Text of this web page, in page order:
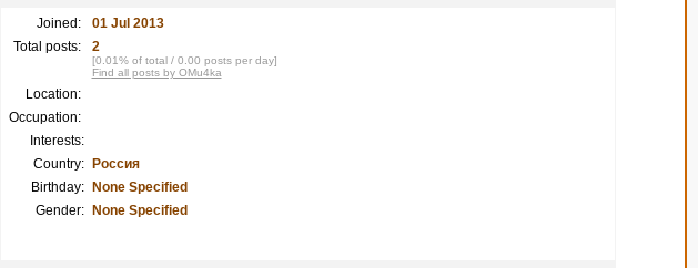
Joined:
01 Jul 2013
Total posts:
2
[0.01% of total / 0.00 posts per day]
Find all posts by OMu4ka
Location:
Occupation:
Interests:
Country:
Россия
Birthday:
None Specified
Gender:
None Specified